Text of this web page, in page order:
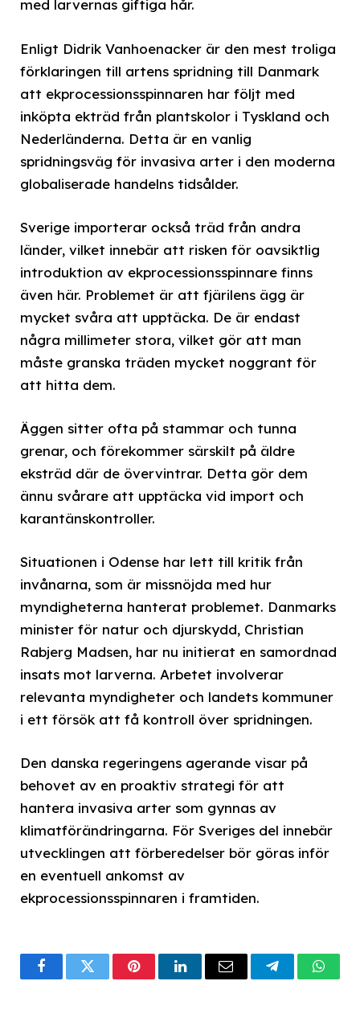
med larvernas giftiga hår.
Enligt Didrik Vanhoenacker är den mest troliga
förklaringen till artens spridning till Danmark
att ekprocessionsspinnaren har följt med
inköpta ekträd från plantskolor i Tyskland och
Nederländerna. Detta är en vanlig
spridningsväg för invasiva arter i den moderna
globaliserade handelns tidsålder.
Sverige importerar också träd från andra
länder, vilket innebär att risken för oavsiktlig
introduktion av ekprocessionsspinnare finns
även här. Problemet är att fjärilens ägg är
mycket svåra att upptäcka. De är endast
några millimeter stora, vilket gör att man
måste granska träden mycket noggrant för
att hitta dem.
Äggen sitter ofta på stammar och tunna
grenar, och förekommer särskilt på äldre
eksträd där de övervintrar. Detta gör dem
ännu svårare att upptäcka vid import och
karantänskontroller.
Situationen i Odense har lett till kritik från
invånarna, som är missnöjda med hur
myndigheterna hanterat problemet. Danmarks
minister för natur och djurskydd, Christian
Rabjerg Madsen, har nu initierat en samordnad
insats mot larverna. Arbetet involverar
relevanta myndigheter och landets kommuner
i ett försök att få kontroll över spridningen.
Den danska regeringens agerande visar på
behovet av en proaktiv strategi för att
hantera invasiva arter som gynnas av
klimatförändringarna. För Sveriges del innebär
utvecklingen att förberedelser bör göras inför
en eventuell ankomst av
ekprocessionsspinnaren i framtiden.
FacebookTwitterPinterestLinkedInEmail Telegram